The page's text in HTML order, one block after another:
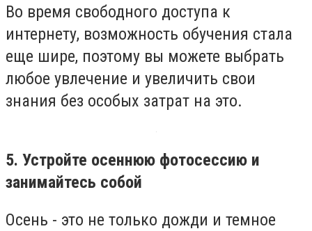
Во время свободного доступа к
интернету, возможность обучения стала
еще шире, поэтому вы можете выбрать
любое увлечение и увеличить свои
знания без особых затрат на это.
5. Устройте осеннюю фотосессию и
занимайтесь собой
Осень - это не только дожди и темное